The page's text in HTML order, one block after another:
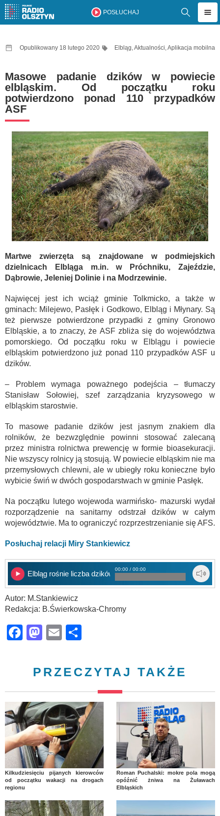
POSŁUCHAJ
Opublikowany 18 lutego 2020 Elbląg,Aktualności,Aplikacja mobilna
Masowe padanie dzików w powiecie
elbląskim. Od początku roku
potwierdzono ponad 110 przypadków
ASF
Martwe zwierzęta są znajdowane w podmiejskich
dzielnicach Elbląga m.in. w Próchniku, Zajeździe,
Dąbrowie, Jeleniej Dolinie i na Modrzewinie.
Najwięcej jest ich wciąż gminie Tolkmicko, a także w
gminach: Milejewo, Pasłęk i Godkowo, Elbląg i Młynary. Są
też pierwsze potwierdzone przypadki z gminy Gronowo
Elbląskie, a to znaczy, że ASF zbliża się do województwa
pomorskiego. Od początku roku w Elblągu i powiecie
elbląskim potwierdzono już ponad 110 przypadków ASF u
dzików.
–
Problem wymaga poważnego podejścia – tłumaczy
Stanisław Sołowiej, szef zarządzania kryzysowego w
elbląskim starostwie.
To masowe padanie dzików jest jasnym znakiem dla
rolników, że bezwzględnie powinni stosować zalecaną
przez ministra rolnictwa prewencję w formie bioasekuracji.
Nie wszyscy rolnicy ją stosują. W powiecie elbląskim nie ma
przemysłowych chlewni, ale w ubiegły roku konieczne było
wybicie świń w dwóch gospodarstwach w gminie Pasłęk.
Na początku lutego wojewoda warmińsko- mazurski wydał
rozporządzenie na sanitarny odstrzał dzików w całym
województwie. Ma to ograniczyć rozprzestrzenianie się AFS.
Posłuchaj relacji Miry Stankiewicz
Elbląg rośnie liczba dzików z ASF
00:00 / 00:00
Autor: M.Stankiewicz
Redakcja: B.Świerkowska-Chromy
Facebook
Mastodon
Email
PRZECZYTAJ TAKŻE
Kilkudziesięciu pijanych kierowców
od początku wakacji na drogach
regionu
Roman Puchalski: mokre pola mogą
opóźnić żniwa na Żuławach
Elbląskich